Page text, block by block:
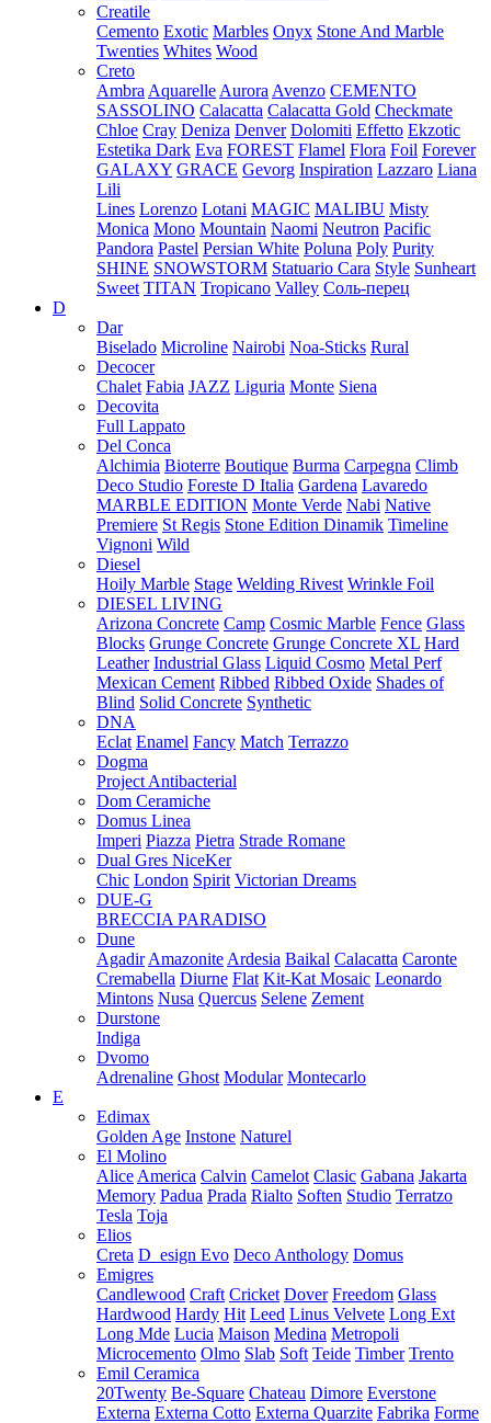
Creatile
Cemento Exotic Marbles Onyx Stone And Marble
Twenties Whites Wood
Creto
Ambra Aquarelle Aurora Avenzo CEMENTO
SASSOLINO Calacatta Calacatta Gold Checkmate
Chloe Cray Deniza Denver Dolomiti Effetto Ekzotic
Estetika Dark Eva FOREST Flamel Flora Foil Forever
GALAXY GRACE Gevorg Inspiration Lazzaro Liana
Lili
Lines Lorenzo Lotani MAGIC MALIBU Misty
Monica Mono Mountain Naomi Neutron Pacific
Pandora Pastel Persian White Poluna Poly Purity
SHINE SNOWSTORM Statuario Cara Style Sunheart
Sweet TITAN Tropicano Valley Соль-перец
D
Dar
Biselado Microline Nairobi Noa-Sticks Rural
Decocer
Chalet Fabia JAZZ Liguria Monte Siena
Decovita
Full Lappato
Del Conca
Alchimia Bioterre Boutique Burma Carpegna Climb
Deco Studio Foreste D Italia Gardena Lavaredo
MARBLE EDITION Monte Verde Nabi Native
Premiere St Regis Stone Edition Dinamik Timeline
Vignoni Wild
Diesel
Hoily Marble Stage Welding Rivest Wrinkle Foil
DIESEL LIVING
Arizona Concrete Camp Cosmic Marble Fence Glass
Blocks Grunge Concrete Grunge Concrete XL Hard
Leather Industrial Glass Liquid Cosmo Metal Perf
Mexican Cement Ribbed Ribbed Oxide Shades of
Blind Solid Concrete Synthetic
DNA
Eclat Enamel Fancy Match Terrazzo
Dogma
Project Antibacterial
Dom Ceramiche
Domus Linea
Imperi Piazza Pietra Strade Romane
Dual Gres NiceKer
Chic London Spirit Victorian Dreams
DUE-G
BRECCIA PARADISO
Dune
Agadir Amazonite Ardesia Baikal Calacatta Caronte
Cremabella Diurne Flat Kit-Kat Mosaic Leonardo
Mintons Nusa Quercus Selene Zement
Durstone
Indiga
Dvomo
Adrenaline Ghost Modular Montecarlo
E
Edimax
Golden Age Instone Naturel
El Molino
Alice America Calvin Camelot Clasic Gabana Jakarta
Memory Padua Prada Rialto Soften Studio Terratzo
Tesla Toja
Elios
Creta D_esign Evo Deco Anthology Domus
Emigres
Candlewood Craft Cricket Dover Freedom Glass
Hardwood Hardy Hit Leed Linus Velvete Long Ext
Long Mde Lucia Maison Medina Metropoli
Microcemento Olmo Slab Soft Teide Timber Trento
Emil Ceramica
20Twenty Be-Square Chateau Dimore Everstone
Externa Externa Cotto Externa Quarzite Fabrika Forme